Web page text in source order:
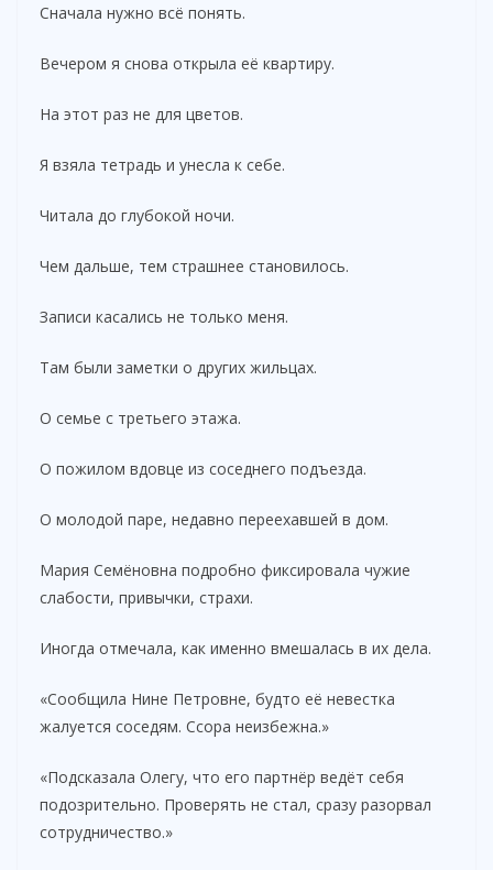
Сначала нужно всё понять.
Вечером я снова открыла её квартиру.
На этот раз не для цветов.
Я взяла тетрадь и унесла к себе.
Читала до глубокой ночи.
Чем дальше, тем страшнее становилось.
Записи касались не только меня.
Там были заметки о других жильцах.
О семье с третьего этажа.
О пожилом вдовце из соседнего подъезда.
О молодой паре, недавно переехавшей в дом.
Мария Семёновна подробно фиксировала чужие
слабости, привычки, страхи.
Иногда отмечала, как именно вмешалась в их дела.
«Сообщила Нине Петровне, будто её невестка
жалуется соседям. Ссора неизбежна.»
«Подсказала Олегу, что его партнёр ведёт себя
подозрительно. Проверять не стал, сразу разорвал
сотрудничество.»